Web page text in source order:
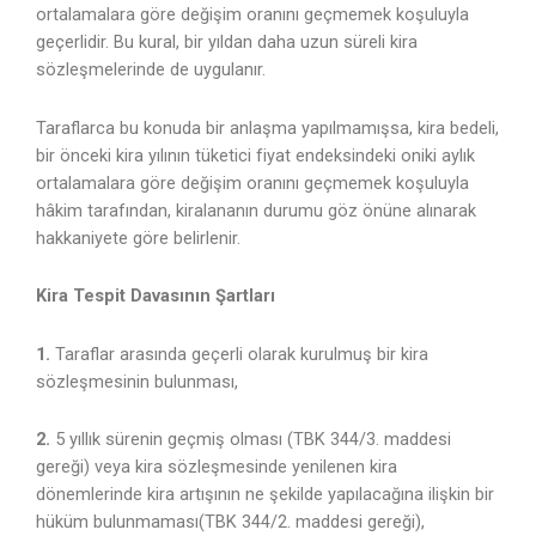
ortalamalara göre değişim oranını geçmemek koşuluyla
geçerlidir. Bu kural, bir yıldan daha uzun süreli kira
sözleşmelerinde de uygulanır.
Taraflarca bu konuda bir anlaşma yapılmamışsa, kira bedeli,
bir önceki kira yılının tüketici fiyat endeksindeki oniki aylık
ortalamalara göre değişim oranını geçmemek koşuluyla
hâkim tarafından, kiralananın durumu göz önüne alınarak
hakkaniyete göre belirlenir.
Kira Tespit Davasının Şartları
1. Taraflar arasında geçerli olarak kurulmuş bir kira
sözleşmesinin bulunması,
2. 5 yıllık sürenin geçmiş olması (TBK 344/3. maddesi
gereği) veya kira sözleşmesinde yenilenen kira
dönemlerinde kira artışının ne şekilde yapılacağına ilişkin bir
hüküm bulunmaması(TBK 344/2. maddesi gereği),